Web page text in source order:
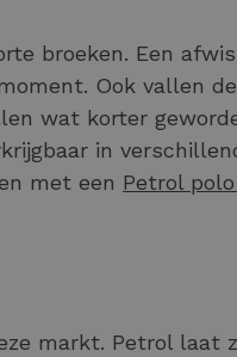
broeken. Een
Ook vallen
wat korter
in
met een Petrol
markt. Petrol laat